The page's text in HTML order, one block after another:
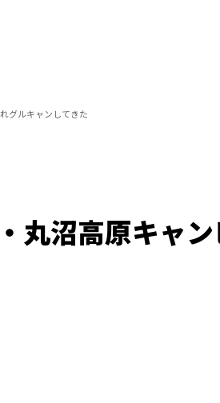
グルキャンしてきた
丸沼高原キャ